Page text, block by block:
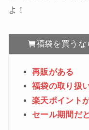
よ！
福袋を買う
再販がある
福袋の取り扱
楽天ポイント
セール期間だ